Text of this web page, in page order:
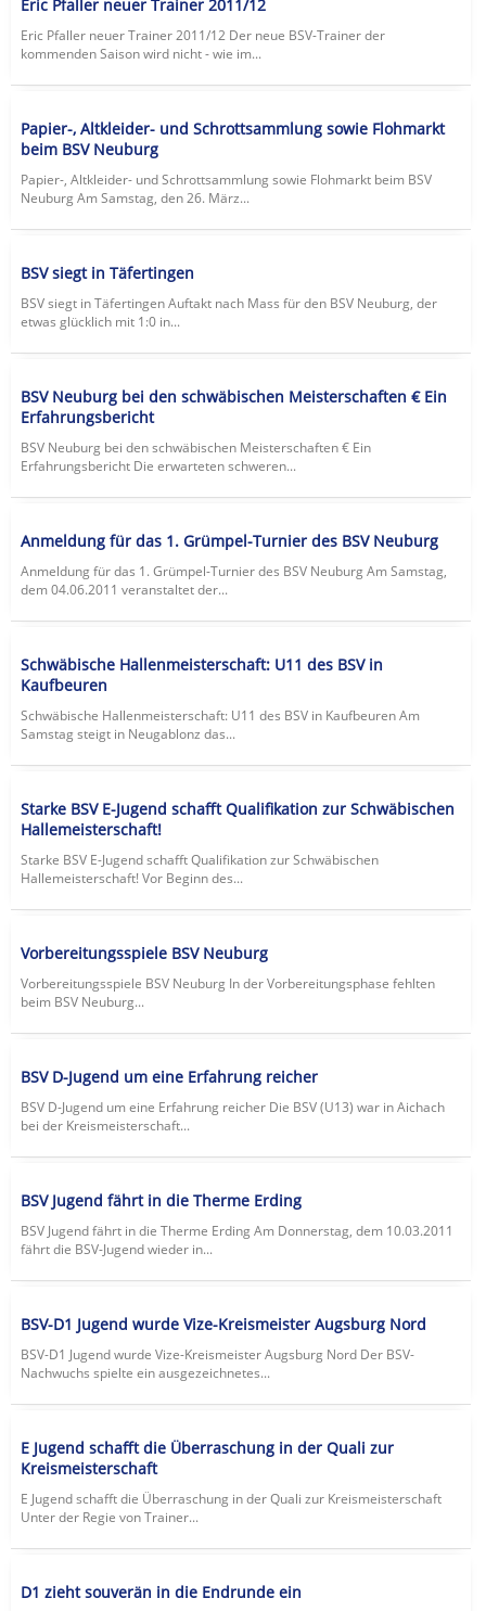
Eric Pfaller neuer Trainer 2011/12
Eric Pfaller neuer Trainer 2011/12 Der neue BSV-Trainer der
kommenden Saison wird nicht - wie im...
Papier-, Altkleider- und Schrottsammlung sowie Flohmarkt
beim BSV Neuburg
Papier-, Altkleider- und Schrottsammlung sowie Flohmarkt beim BSV
Neuburg Am Samstag, den 26. März...
BSV siegt in Täfertingen
BSV siegt in Täfertingen Auftakt nach Mass für den BSV Neuburg, der
etwas glücklich mit 1:0 in...
BSV Neuburg bei den schwäbischen Meisterschaften € Ein
Erfahrungsbericht
BSV Neuburg bei den schwäbischen Meisterschaften € Ein
Erfahrungsbericht Die erwarteten schweren...
Anmeldung für das 1. Grümpel-Turnier des BSV Neuburg
Anmeldung für das 1. Grümpel-Turnier des BSV Neuburg Am Samstag,
dem 04.06.2011 veranstaltet der...
Schwäbische Hallenmeisterschaft: U11 des BSV in
Kaufbeuren
Schwäbische Hallenmeisterschaft: U11 des BSV in Kaufbeuren Am
Samstag steigt in Neugablonz das...
Starke BSV E-Jugend schafft Qualifikation zur Schwäbischen
Hallemeisterschaft!
Starke BSV E-Jugend schafft Qualifikation zur Schwäbischen
Hallemeisterschaft! Vor Beginn des...
Vorbereitungsspiele BSV Neuburg
Vorbereitungsspiele BSV Neuburg In der Vorbereitungsphase fehlten
beim BSV Neuburg...
BSV D-Jugend um eine Erfahrung reicher
BSV D-Jugend um eine Erfahrung reicher Die BSV (U13) war in Aichach
bei der Kreismeisterschaft...
BSV Jugend fährt in die Therme Erding
BSV Jugend fährt in die Therme Erding Am Donnerstag, dem 10.03.2011
fährt die BSV-Jugend wieder in...
BSV-D1 Jugend wurde Vize-Kreismeister Augsburg Nord
BSV-D1 Jugend wurde Vize-Kreismeister Augsburg Nord Der BSV-
Nachwuchs spielte ein ausgezeichnetes...
E Jugend schafft die Überraschung in der Quali zur
Kreismeisterschaft
E Jugend schafft die Überraschung in der Quali zur Kreismeisterschaft
Unter der Regie von Trainer...
D1 zieht souverän in die Endrunde ein